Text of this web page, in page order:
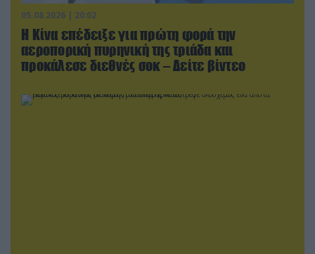
05.08.2026 | 20:02
Η Κίνα επέδειξε για πρώτη φορά την
αεροπορική πυρηνική της τριάδα και
προκάλεσε διεθνές σοκ – Δείτε βίντεο